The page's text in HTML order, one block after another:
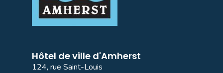
Hôtel de ville d'Amherst
124, rue Saint-Louis